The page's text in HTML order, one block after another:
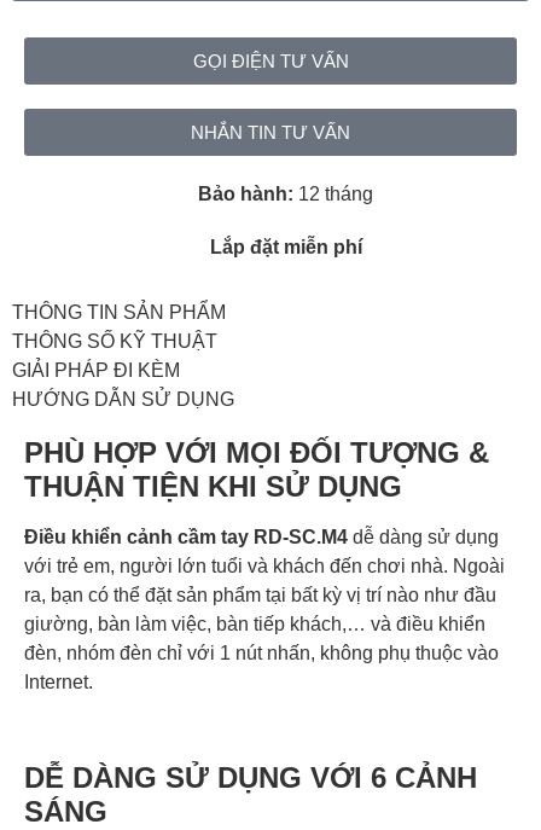
GỌI ĐIỆN TƯ VẤN
NHẮN TIN TƯ VẤN
Bảo hành: 12 tháng
Lắp đặt miễn phí
THÔNG TIN SẢN PHẨM
THÔNG SỐ KỸ THUẬT
GIẢI PHÁP ĐI KÈM
HƯỚNG DẪN SỬ DỤNG
PHÙ HỢP VỚI MỌI ĐỐI TƯỢNG &
THUẬN TIỆN KHI SỬ DỤNG
Điều khiển cảnh cầm tay RD-SC.M4 dễ dàng sử dụng
với trẻ em, người lớn tuổi và khách đến chơi nhà. Ngoài
ra, bạn có thể đặt sản phẩm tại bất kỳ vị trí nào như đầu
giường, bàn làm việc, bàn tiếp khách,… và điều khiển
đèn, nhóm đèn chỉ với 1 nút nhấn, không phụ thuộc vào
Internet.
DỄ DÀNG SỬ DỤNG VỚI 6 CẢNH
SÁNG